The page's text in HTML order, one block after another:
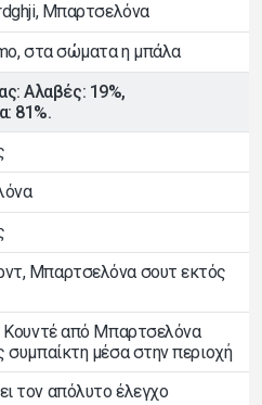
Μπαρτσελόνα
στα σώματα η μπάλα
Αλαβές: 19%,
81%.
Μπαρτσελόνα σουτ εκτός
Κουντέ από Μπαρτσελόνα
συμπαίκτη μέσα στην περιοχή
τον απόλυτο έλεγχο